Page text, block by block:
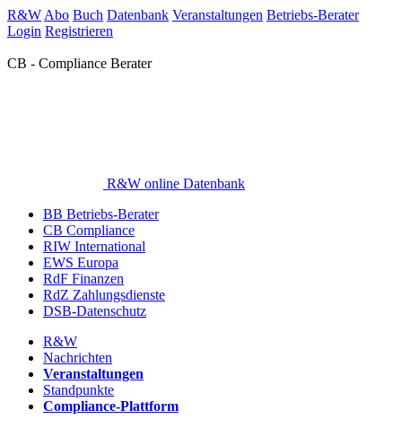
R&W Abo Buch Datenbank Veranstaltungen Betriebs-Berater
Login Registrieren
CB - Compliance Berater
R&W online Datenbank
BB Betriebs-Berater
CB Compliance
RIW International
EWS Europa
RdF Finanzen
RdZ Zahlungsdienste
DSB-Datenschutz
R&W
Nachrichten
Veranstaltungen
Standpunkte
Compliance-Plattform